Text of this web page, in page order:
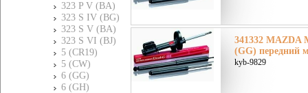
323 P V (BA)
323 S IV (BG)
323 S V (BA)
323 S VI (BJ)
5 (CR19)
5 (CW)
6 (GG)
6 (GH)
341332 MAZDA
(GG) передний
kyb-9829